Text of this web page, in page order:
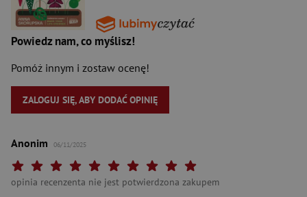
Powiedz nam, co myślisz!
Pomóż innym i zostaw ocenę!
ZALOGUJ SIĘ, ABY DODAĆ OPINIĘ
Anonim 06/11/2025
Twoja ocena: Arcydzieło
Twoja ocena: Wybitna 9/10"
Twoja ocena: Rewelacyjna 8/10"
Twoja ocena: Bardzo dobra 7/10"
Twoja ocena: Dobra 6/10"
Twoja ocena: Przeciętna 5/10"
Twoja ocena: Może być 4/10"
Twoja ocena: Słaba 3/10"
Twoja ocena: Bardzo słaba 2/10"
Twoja ocena: Beznadziejna 1/10"
opinia recenzenta nie jest potwierdzona zakupem